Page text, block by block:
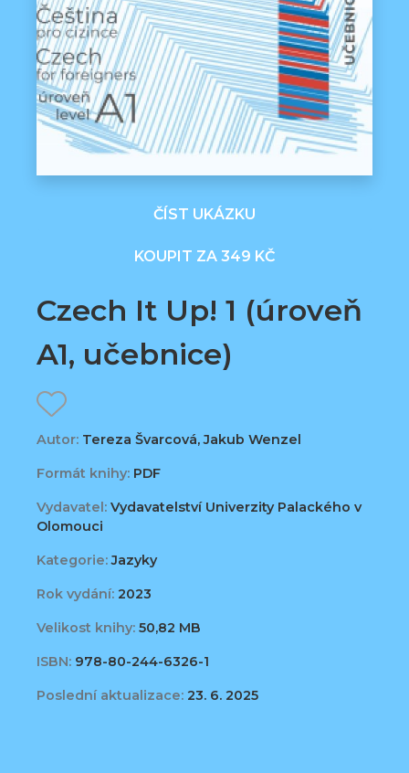
ČÍST UKÁZKU
KOUPIT ZA 349 KČ
Czech It Up! 1 (úroveň
A1, učebnice)
Autor: Tereza Švarcová, Jakub Wenzel
Formát knihy: PDF
Vydavatel: Vydavatelství Univerzity Palackého v
Olomouci
Kategorie:Jazyky
Rok vydání: 2023
Velikost knihy: 50,82 MB
ISBN: 978-80-244-6326-1
Poslední aktualizace: 23. 6. 2025